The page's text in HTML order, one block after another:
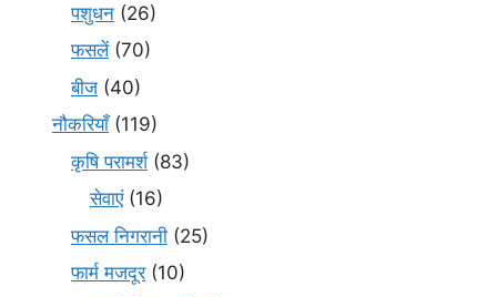
पशुधन (26)
फसलें(70)
बीज (40)
नौकरियाँ(119)
कृषि परामर्श(83)
सेवाएं(16)
फसल निगरानी (25)
फार्म मजदूर(10)